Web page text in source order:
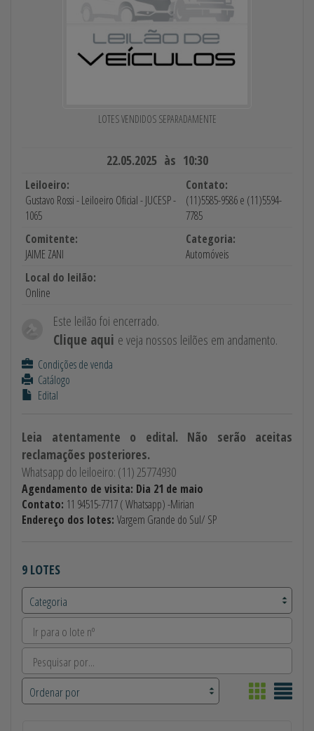
LOTES VENDIDOS SEPARADAMENTE
22.05.2025 às 10:30
Leiloeiro:
Gustavo Rossi - Leiloeiro Oficial - JUCESP -
1065
Contato:
(11)5585-9586 e (11)5594-
7785
Comitente:
JAIME ZANI
Categoria:
Automóveis
Local do leilão:
Online
Este leilão foi encerrado.
Clique aqui e veja nossos leilões em andamento.
Condições de venda
Catálogo
Edital
Leia atentamente o edital. Não serão aceitas
reclamações posteriores.
Whatsapp do leiloeiro: (11) 25774930
Agendamento de visita: Dia 21 de maio
Contato: 11 94515-7717 ( Whatsapp) -Mirian
Endereço dos lotes: Vargem Grande do Sul/ SP
9 LOTES